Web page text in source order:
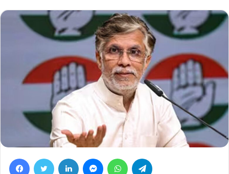
FacebookTwitter LinkedIn MessengerWhatsApp